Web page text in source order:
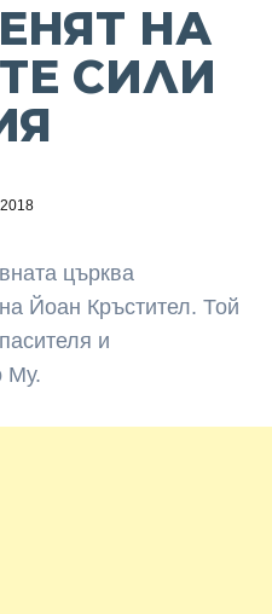
НА
СИЛИ
църква
Йоан Кръстител. Той
и
Му.